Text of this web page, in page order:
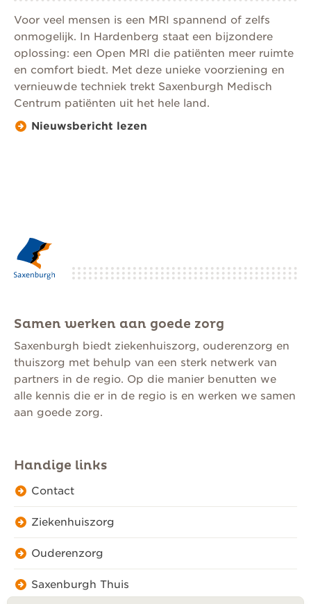
Voor veel mensen is een MRI spannend of zelfs
onmogelijk. In Hardenberg staat een bijzondere
oplossing: een Open MRI die patiënten meer ruimte
en comfort biedt. Met deze unieke voorziening en
vernieuwde techniek trekt Saxenburgh Medisch
Centrum patiënten uit het hele land.
Nieuwsbericht lezen
Samen werken aan goede zorg
Saxenburgh biedt ziekenhuiszorg, ouderenzorg en
thuiszorg met behulp van een sterk netwerk van
partners in de regio. Op die manier benutten we
alle kennis die er in de regio is en werken we samen
aan goede zorg.
Handige links
Contact
Ziekenhuiszorg
Ouderenzorg
Saxenburgh Thuis